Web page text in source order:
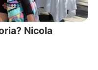
Nicola